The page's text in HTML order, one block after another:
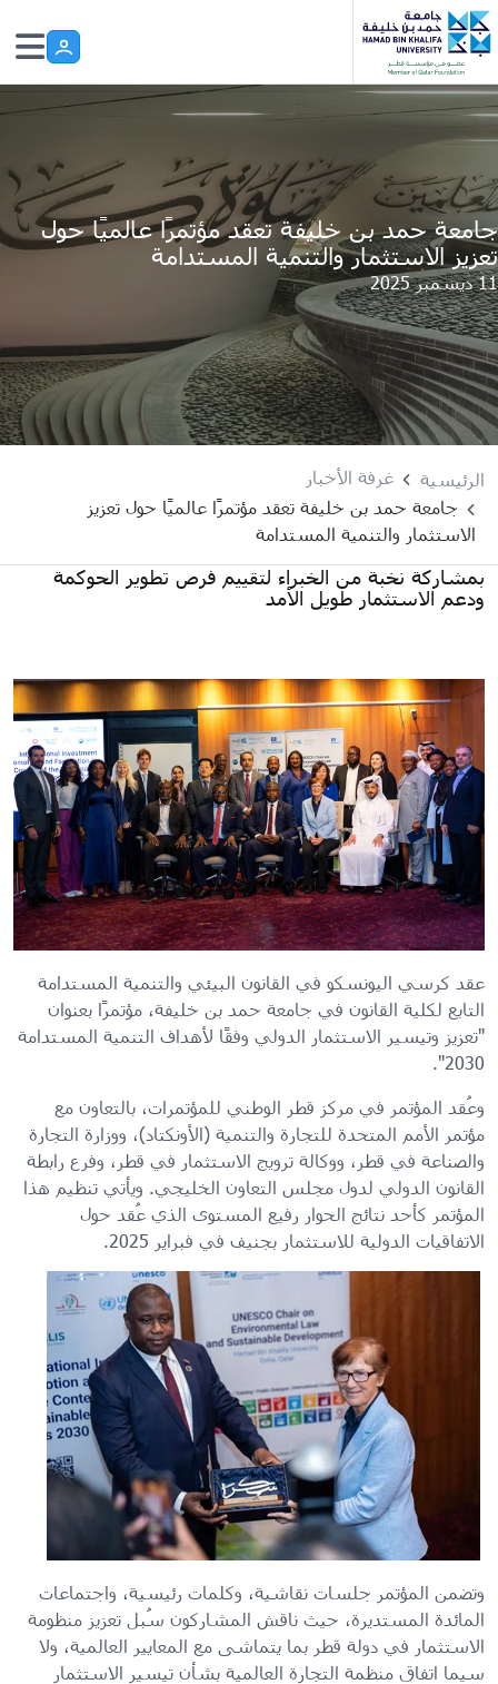
Skip to main content
جامعة حمد بن خليفة تعقد مؤتمرًا عالميًا حول
تعزيز الاستثمار والتنمية المستدامة
11 ديسمبر 2025
الرئيسية
غرفة الأخبار
جامعة حمد بن خليفة تعقد مؤتمرًا عالميًا حول تعزيز
الاستثمار والتنمية المستدامة
بمشاركة نخبة من الخبراء لتقييم فرص تطوير الحوكمة
ودعم الاستثمار طويل الأمد
عقد كرسي اليونسكو في القانون البيئي والتنمية المستدامة
التابع لكلية القانون في جامعة حمد بن خليفة، مؤتمرًا بعنوان
"تعزيز وتيسير الاستثمار الدولي وفقًا لأهداف التنمية المستدامة
2030".
وعُقد المؤتمر في مركز قطر الوطني للمؤتمرات، بالتعاون مع
مؤتمر الأمم المتحدة للتجارة والتنمية (الأونكتاد)، ووزارة التجارة
والصناعة في قطر، ووكالة ترويج الاستثمار في قطر، وفرع رابطة
القانون الدولي لدول مجلس التعاون الخليجي. ويأتي تنظيم هذا
المؤتمر كأحد نتائج الحوار رفيع المستوى الذي عُقد حول
الاتفاقيات الدولية للاستثمار بجنيف في فبراير 2025.
وتضمن المؤتمر جلسات نقاشية، وكلمات رئيسية، واجتماعات
المائدة المستديرة، حيث ناقش المشاركون سُبل تعزيز منظومة
الاستثمار في دولة قطر بما يتماشى مع المعايير العالمية، ولا
سيما اتفاق منظمة التجارة العالمية بشأن تيسير الاستثمار